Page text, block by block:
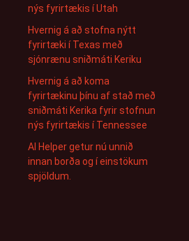
nýs fyrirtækis í Utah
Hvernig á að stofna nýtt
fyrirtæki í Texas með
sjónrænu sniðmáti Keriku
Hvernig á að koma
fyrirtækinu þínu af stað með
sniðmáti Kerika fyrir stofnun
nýs fyrirtækis í Tennessee
AI Helper getur nú unnið
innan borða og í einstökum
spjöldum.